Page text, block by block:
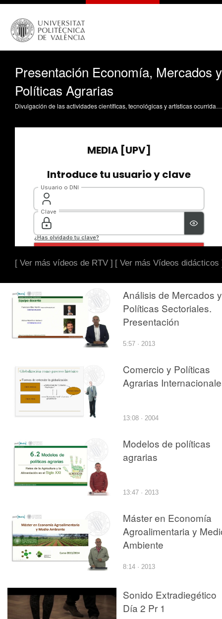
Presentación Economía, Mercados y
Políticas Agrarias
Divulgación de las actividades científicas, tecnológicas y artísticas ocurridas en los tres campus de la UPV
[ Ver más vídeos de RTV ] [ Ver más Vídeos didácticos
Análisis de Mercados y
Políticas Sectoriales.
Presentación
5:57 · 2013
Comercio y Políticas
Agrarias
13:08 · 2004
Modelos de políticas
agrarias
13:47 · 2013
Máster en Economía
Agroalimentaria y
Ambiente
8:14 · 2013
Sonido Extradiegético
Día 2 Pr 1